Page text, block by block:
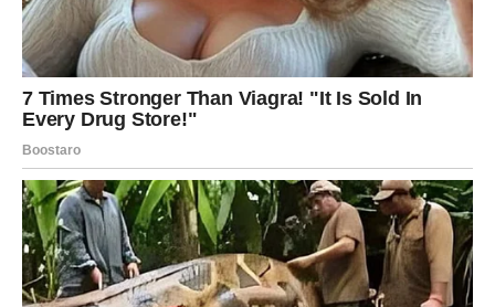
LAV
Lavovi danas ulaze u fazu testiranja ega. Nešto ili neko će
te naterati da se zapitaš gde stojiš.
pokaže istinu.
Na poslovnom planu, postoji šansa za veliki uspeh, ali
samo ako ostaviš ponos po strani.